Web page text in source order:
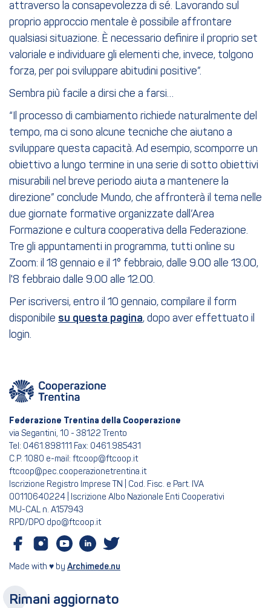
attraverso la consapevolezza di sé. Lavorando sul
proprio approccio mentale è possibile affrontare
qualsiasi situazione. È necessario definire il proprio set
valoriale e individuare gli elementi che, invece, tolgono
forza, per poi sviluppare abitudini positive”.
Sembra più facile a dirsi che a farsi…
“Il processo di cambiamento richiede naturalmente del
tempo, ma ci sono alcune tecniche che aiutano a
sviluppare questa capacità. Ad esempio, scomporre un
obiettivo a lungo termine in una serie di sotto obiettivi
misurabili nel breve periodo aiuta a mantenere la
direzione” conclude Mundo, che affronterà il tema nelle
due giornate formative organizzate dall’Area
Formazione e cultura cooperativa della Federazione.
Tre gli appuntamenti in programma, tutti online su
Zoom: il 18 gennaio e il 1° febbraio, dalle 9.00 alle 13.00,
l'8 febbraio dalle 9.00 alle 12.00.
Per iscriversi, entro il 10 gennaio, compilare il form
disponibile su questa pagina, dopo aver effettuato il
login.
Federazione Trentina della Cooperazione
via Segantini, 10 - 38122 Trento
Tel: 0461.898111 Fax: 0461.985431
C.P. 1080 e-mail: ftcoop@ftcoop.it
ftcoop@pec.cooperazionetrentina.it
Iscrizione Registro Imprese TN | Cod. Fisc. e Part. IVA
00110640224 | Iscrizione Albo Nazionale Enti Cooperativi
MU-CAL n. A157943
RPD/DPO dpo@ftcoop.it
Made with ♥ by Archimede.nu
Rimani aggiornato